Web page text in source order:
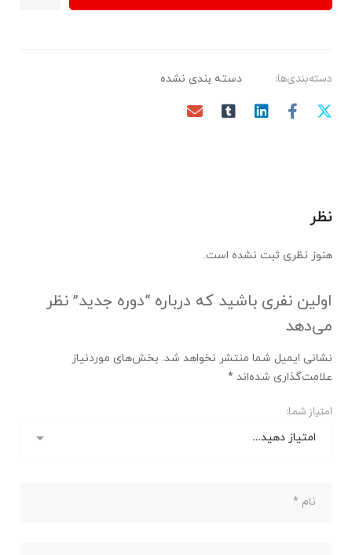
دسته‌بندی‌ها: دسته بندی نشده
نظر
هنوز نظری ثبت نشده است.
اولین نفری باشید که درباره “دوره جدید” نظر
می‌دهد
نشانی ایمیل شما منتشر نخواهد شد. بخش‌های موردنیاز
علامت‌گذاری شده‌اند *
امتیاز شما: